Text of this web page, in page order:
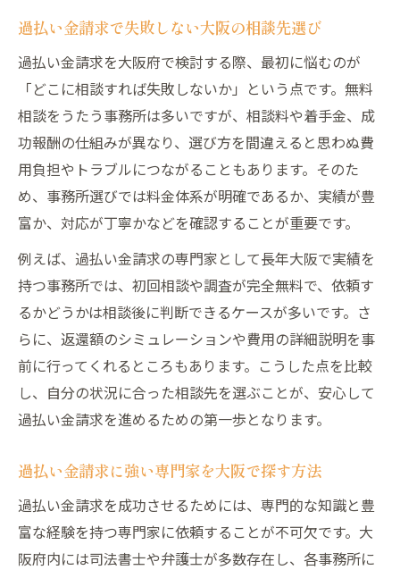
過払い金請求で失敗しない大阪の相談先選び
過払い金請求を大阪府で検討する際、最初に悩むのが
「どこに相談すれば失敗しないか」という点です。無料
相談をうたう事務所は多いですが、相談料や着手金、成
功報酬の仕組みが異なり、選び方を間違えると思わぬ費
用負担やトラブルにつながることもあります。そのた
め、事務所選びでは料金体系が明確であるか、実績が豊
富か、対応が丁寧かなどを確認することが重要です。
例えば、過払い金請求の専門家として長年大阪で実績を
持つ事務所では、初回相談や調査が完全無料で、依頼す
るかどうかは相談後に判断できるケースが多いです。さ
らに、返還額のシミュレーションや費用の詳細説明を事
前に行ってくれるところもあります。こうした点を比較
し、自分の状況に合った相談先を選ぶことが、安心して
過払い金請求を進めるための第一歩となります。
過払い金請求に強い専門家を大阪で探す方法
過払い金請求を成功させるためには、専門的な知識と豊
富な経験を持つ専門家に依頼することが不可欠です。大
阪府内には司法書士や弁護士が多数存在し、各事務所に